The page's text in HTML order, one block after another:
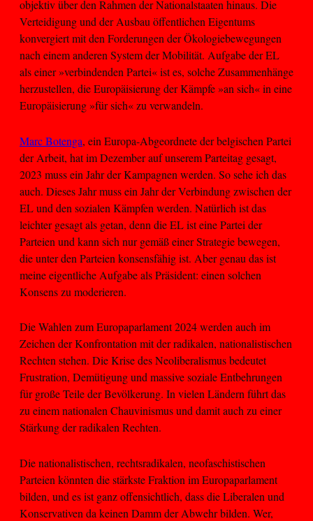
objektiv über den Rahmen der Nationalstaaten hinaus. Die
Verteidigung und der Ausbau öffentlichen Eigentums
konvergiert mit den Forderungen der Ökologiebewegungen
nach einem anderen System der Mobilität. Aufgabe der EL
als einer »verbindenden Partei« ist es, solche Zusammenhänge
herzustellen, die Europäisierung der Kämpfe »an sich« in eine
Europäisierung »für sich« zu verwandeln.
Marc Botenga, ein Europa-Abgeordnete der belgischen Partei
der Arbeit, hat im Dezember auf unserem Parteitag gesagt,
2023 muss ein Jahr der Kampagnen werden. So sehe ich das
auch. Dieses Jahr muss ein Jahr der Verbindung zwischen der
EL und den sozialen Kämpfen werden. Natürlich ist das
leichter gesagt als getan, denn die EL ist eine Partei der
Parteien und kann sich nur gemäß einer Strategie bewegen,
die unter den Parteien konsensfähig ist. Aber genau das ist
meine eigentliche Aufgabe als Präsident: einen solchen
Konsens zu moderieren.
Die Wahlen zum Europaparlament 2024 werden auch im
Zeichen der Konfrontation mit der radikalen, nationalistischen
Rechten stehen. Die Krise des Neoliberalismus bedeutet
Frustration, Demütigung und massive soziale Entbehrungen
für große Teile der Bevölkerung. In vielen Ländern führt das
zu einem nationalen Chauvinismus und damit auch zu einer
Stärkung der radikalen Rechten.
Die nationalistischen, rechtsradikalen, neofaschistischen
Parteien könnten die stärkste Fraktion im Europaparlament
bilden, und es ist ganz offensichtlich, dass die Liberalen und
Konservativen da keinen Damm der Abwehr bilden. Wer,